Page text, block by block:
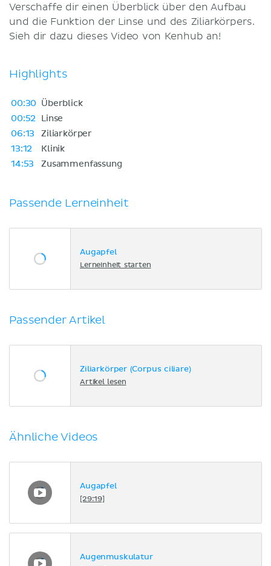
Verschaffe dir einen Überblick über den Aufbau
und die Funktion der Linse und des Ziliarkörpers.
Sieh dir dazu dieses Video von Kenhub an!
Highlights
00:30
Überblick
00:52
Linse
06:13
Ziliarkörper
13:12
Klinik
14:53
Zusammenfassung
Passende Lerneinheit
Augapfel
Lerneinheit starten
Passender Artikel
Ziliarkörper (Corpus ciliare)
Artikel lesen
Ähnliche Videos
Augapfel
[29:19]
Augenmuskulatur